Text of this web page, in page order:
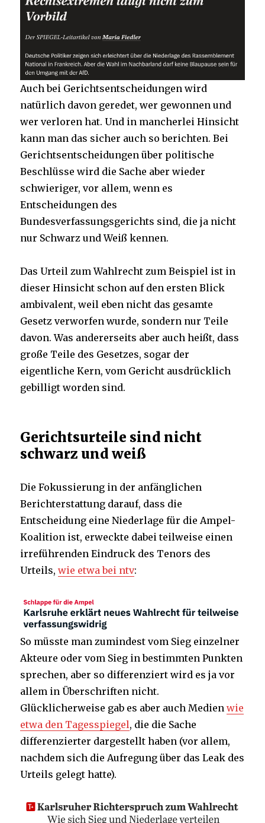
Auch bei Gerichtsentscheidungen wird
natürlich davon geredet, wer gewonnen und
wer verloren hat. Und in mancherlei Hinsicht
kann man das sicher auch so berichten. Bei
Gerichtsentscheidungen über politische
Beschlüsse wird die Sache aber wieder
schwieriger, vor allem, wenn es
Entscheidungen des
Bundesverfassungsgerichts sind, die ja nicht
nur Schwarz und Weiß kennen.
Das Urteil zum Wahlrecht zum Beispiel ist in
dieser Hinsicht schon auf den ersten Blick
ambivalent, weil eben nicht das gesamte
Gesetz verworfen wurde, sondern nur Teile
davon. Was andererseits aber auch heißt, dass
große Teile des Gesetzes, sogar der
eigentliche Kern, vom Gericht ausdrücklich
gebilligt worden sind.
Gerichtsurteile sind nicht
schwarz und weiß
Die Fokussierung in der anfänglichen
Berichterstattung darauf, dass die
Entscheidung eine Niederlage für die Ampel-
Koalition ist, erweckte dabei teilweise einen
irreführenden Eindruck des Tenors des
Urteils,wie etwa bei ntv:
So müsste man zumindest vom Sieg einzelner
Akteure oder vom Sieg in bestimmten Punkten
sprechen, aber so differenziert wird es ja vor
allem in Überschriften nicht.
Glücklicherweise gab es aber auch Medienwie
etwa den Tagesspiegel, die die Sache
differenzierter dargestellt haben (vor allem,
nachdem sich die Aufregung über das Leak des
Urteils gelegt hatte).